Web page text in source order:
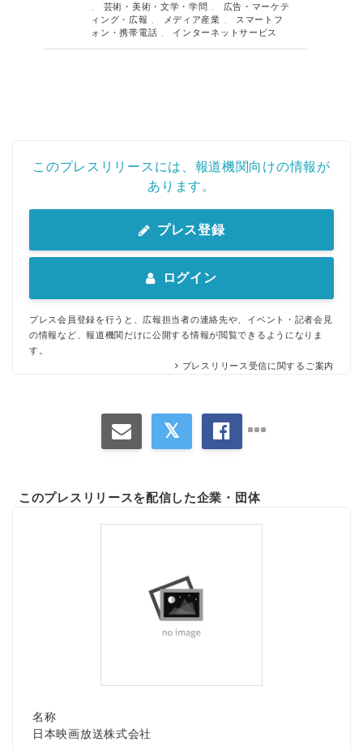
芸術・美術・文学・学問
広告・マーケテ
ィング・広報
メディア産業
スマートフ
ォン・携帯電話
インターネットサービス
このプレスリリースには、報道機関向けの情報が
あります。
プレス登録
ログイン
プレス会員登録を行うと、広報担当者の連絡先や、イベント・記者会見
の情報など、報道機関だけに公開する情報が閲覧できるようになりま
す。
プレスリリース受信に関するご案内
このプレスリリースを配信した企業・団体
名称
日本映画放送株式会社